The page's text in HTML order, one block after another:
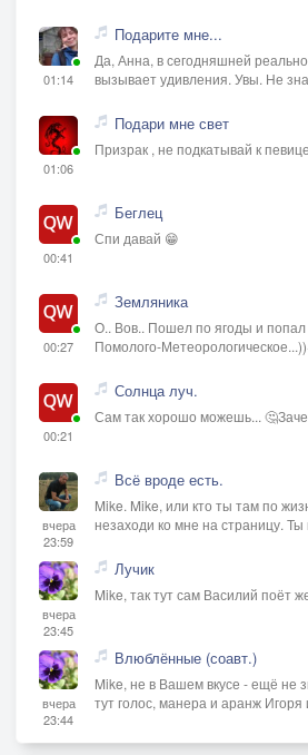
01:14
Подарите мне...
Да, Анна, в сегодняшней
вызывает удивления. Увы. Не
01:06
Подари мне свет
Призрак , не подкатывай к
00:41
Беглец
Спи давай 😁
00:27
Земляника
О.. Вов.. Пошел по ягоды и
Помолого-
00:21
Солнца луч.
Сам так хорошо можешь...
вчера
23:59
Всё вроде есть.
Mike. Mike, или кто ты там по
незаходи ко мне на страницу. Ты
вчера
23:45
Лучик
Mike, так тут сам Василий поёт
вчера
23:44
Влюблённые (соавт.)
Mike, не в Вашем вкусе - ещё не
тут голос, манера и аранж